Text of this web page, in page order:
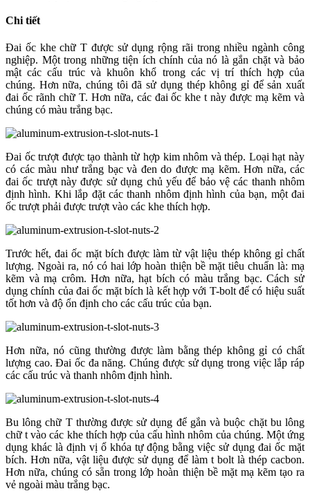
Chi tiết
Đai ốc khe chữ T được sử dụng rộng rãi trong nhiều ngành công
nghiệp. Một trong những tiện ích chính của nó là gắn chặt và bảo
mật các cấu trúc và khuôn khổ trong các vị trí thích hợp của
chúng. Hơn nữa, chúng tôi đã sử dụng thép không gỉ để sản xuất
đai ốc rãnh chữ T. Hơn nữa, các đai ốc khe t này được mạ kẽm và
chúng có màu trắng bạc.
Đai ốc trượt được tạo thành từ hợp kim nhôm và thép. Loại hạt này
có các màu như trắng bạc và đen do được mạ kẽm. Hơn nữa, các
đai ốc trượt này được sử dụng chủ yếu để bảo vệ các thanh nhôm
định hình. Khi lắp đặt các thanh nhôm định hình của bạn, một đai
ốc trượt phải được trượt vào các khe thích hợp.
Trước hết, đai ốc mặt bích được làm từ vật liệu thép không gỉ chất
lượng. Ngoài ra, nó có hai lớp hoàn thiện bề mặt tiêu chuẩn là: mạ
kẽm và mạ crôm. Hơn nữa, hạt bích có màu trắng bạc. Cách sử
dụng chính của đai ốc mặt bích là kết hợp với T-bolt để có hiệu suất
tốt hơn và độ ổn định cho các cấu trúc của bạn.
Hơn nữa, nó cũng thường được làm bằng thép không gỉ có chất
lượng cao. Đai ốc đa năng. Chúng được sử dụng trong việc lắp ráp
các cấu trúc và thanh nhôm định hình.
Bu lông chữ T thường được sử dụng để gắn và buộc chặt bu lông
chữ t vào các khe thích hợp của cấu hình nhôm của chúng. Một ứng
dụng khác là định vị ổ khóa tự động bằng việc sử dụng đai ốc mặt
bích. Hơn nữa, vật liệu được sử dụng để làm t bolt là thép cacbon.
Hơn nữa, chúng có sẵn trong lớp hoàn thiện bề mặt mạ kẽm tạo ra
vẻ ngoài màu trắng bạc.